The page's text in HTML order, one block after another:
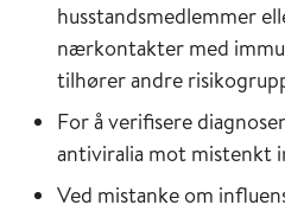
husstandsmedlemmer
nærkontakter med
tilhører andre
For å verifisere
antiviralia mot mistenkt
Ved mistanke om